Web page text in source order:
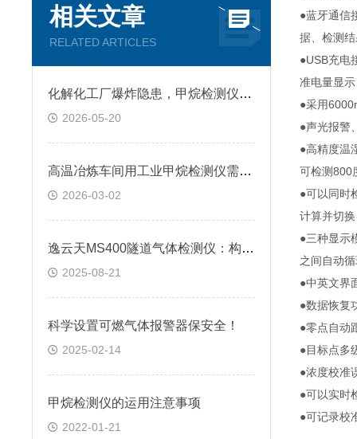
相关文章
RELATED ARTICLES
化解化工厂爆炸隐患，甲烷检测仪能不能守住防线？
2026-05-20
高温冶炼车间用工业甲烷检测仪需要做降温防护吗？
2026-03-02
逸云天MS400隧道气体检测仪：构筑地下交通生命线的智能防线
2025-08-21
科学设置可燃气体报警器保安全！
2025-02-14
甲烷检测仪的运用注意事项
2022-01-21
●蓝牙通信
据、检测
●USB充电
准电量显
●采用
●声光报警
●高精度温
可检测800
●可以同时
计算并切
●三种显示
之间自动
●中英文界
●数据恢复
●零点自动
●目标点多
●浓度校准
●可以实时
●可记录校